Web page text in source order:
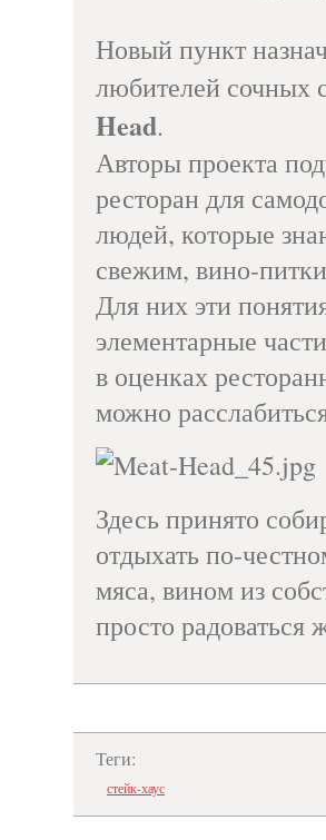
Новый пункт
любителей сочных
Head.
Авторы проекта
ресторан для
людей, которые
свежим, вино-
Для них эти
элементарные
в оценках
можно
Здесь принято
отдыхать по-
мяса, вином из
просто радоваться
Теги:
стейк-хаус